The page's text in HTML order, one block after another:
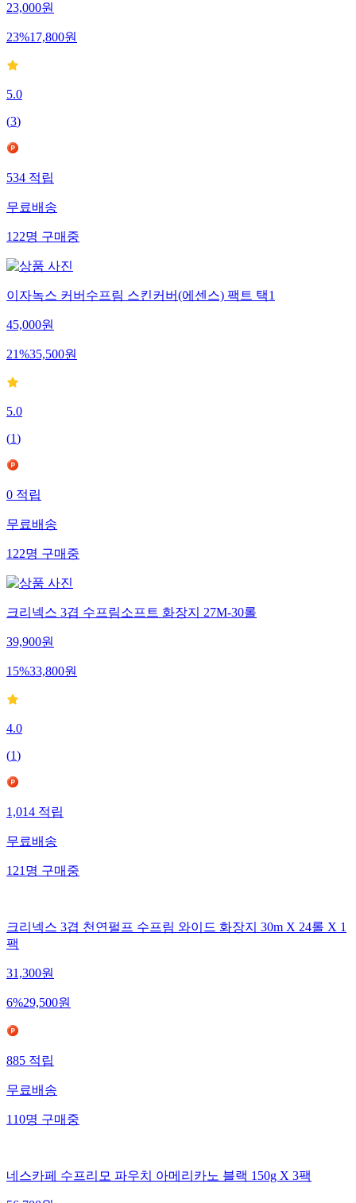
23,000원
23%17,800원
5.0
(3)
534 적립
무료배송
122명 구매중
이자녹스 커버수프림 스킨커버(에센스) 팩트 택1
45,000원
21%35,500원
5.0
(1)
0 적립
무료배송
122명 구매중
크리넥스 3겹 수프림소프트 화장지 27M-30롤
39,900원
15%33,800원
4.0
(1)
1,014 적립
무료배송
121 명 구매중
크리넥스 3겹 천연펄프 수프림 와이드 화장지 30m X 24롤 X 1
팩
31,300원
6%29,500원
885 적립
무료배송
110명 구매중
네스카페 수프리모 파우치 아메리카노 블랙 150g X 3팩